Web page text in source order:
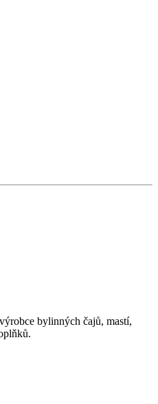
bylinných čajů, mastí,